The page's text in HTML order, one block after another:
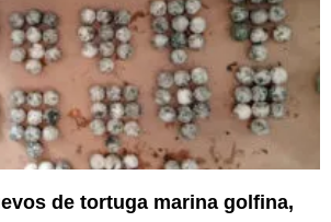
de tortuga marina golfina,